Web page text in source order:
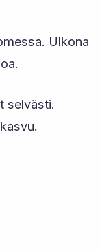
Ulkona
selvästi.